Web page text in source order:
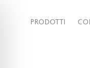
PRODOTTI